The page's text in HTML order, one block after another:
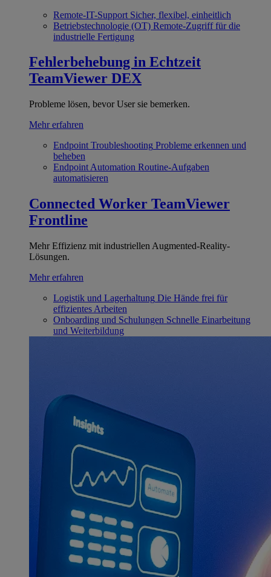
Remote-IT-Support Sicher, flexibel, einheitlich
Betriebstechnologie (OT) Remote-Zugriff für die
industrielle Fertigung
Fehlerbehebung in Echtzeit
TeamViewer DEX
Probleme lösen, bevor User sie bemerken.
Mehr erfahren
Endpoint Troubleshooting Probleme erkennen und
beheben
Endpoint Automation Routine-Aufgaben
automatisieren
Connected Worker TeamViewer
Frontline
Mehr Effizienz mit industriellen Augmented-Reality-
Lösungen.
Mehr erfahren
Logistik und Lagerhaltung Die Hände frei für
effizientes Arbeiten
Onboarding und Schulungen Schnelle Einarbeitung
und Weiterbildung